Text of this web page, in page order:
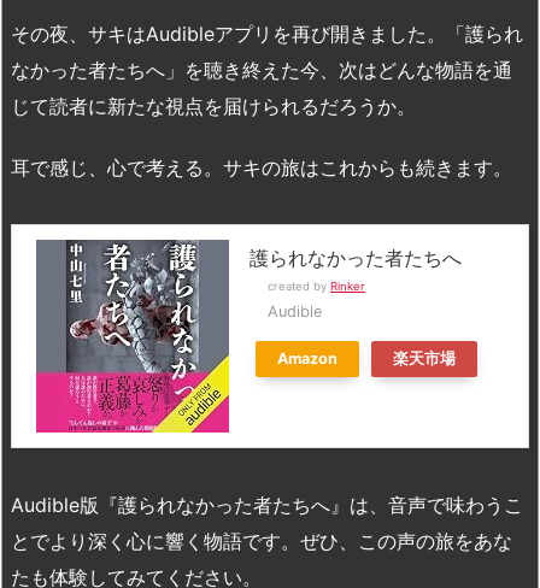
その夜、サキはAudibleアプリを再び開きました。「護られ
なかった者たちへ」を聴き終えた今、次はどんな物語を通
じて読者に新たな視点を届けられるだろうか。
耳で感じ、心で考える。サキの旅はこれからも続きます。
護られなかった者たちへ
created by Rinker
Audible
Amazon 楽天市場
Audible版『護られなかった者たちへ』は、音声で味わうこ
とでより深く心に響く物語です。ぜひ、この声の旅をあな
たも体験してみてください。